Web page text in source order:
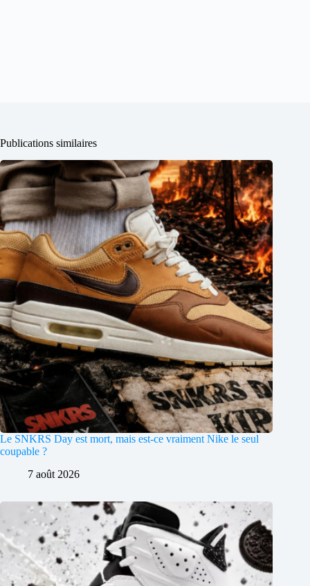
Publications similaires
Le SNKRS Day est mort, mais est-ce vraiment Nike le seul
coupable ?
7 août 2026